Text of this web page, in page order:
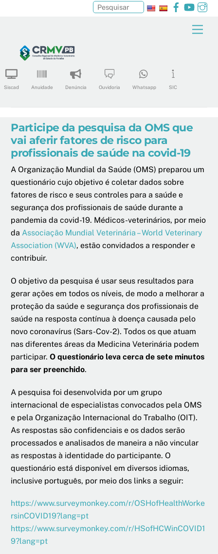
content
Facebook
Siscad Anuidade Denúncia Ouvidoria Whatsapp SIC
Pesquisar
Participe da pesquisa da OMS que
vai aferir fatores de risco para
profissionais de saúde na covid-19
A Organização Mundial da Saúde (OMS) preparou um
questionário cujo objetivo é coletar dados sobre
fatores de risco e seus controles para a saúde e
segurança dos profissionais de saúde durante a
pandemia da covid-19. Médicos-veterinários, por meio
daAssociação Mundial Veterinária – World Veterinary
Association (WVA), estão convidados a responder e
contribuir.
O objetivo da pesquisa é usar seus resultados para
gerar ações em todos os níveis, de modo a melhorar a
proteção da saúde e segurança dos profissionais de
saúde na resposta contínua à doença causada pelo
novo coronavírus (Sars-Cov-2). Todos os que atuam
nas diferentes áreas da Medicina Veterinária podem
participar.O questionário leva cerca de sete minutos
para ser preenchido.
A pesquisa foi desenvolvida por um grupo
internacional de especialistas convocados pela OMS
e pela Organização Internacional do Trabalho (OIT).
As respostas são confidenciais e os dados serão
processados e analisados de maneira a não vincular
as respostas à identidade do participante. O
questionário está disponível em diversos idiomas,
inclusive português, por meio dos links a seguir:
https://www.surveymonkey.com/r/OSHofHealthWorke
rsinCOVID19?lang=pt
https://www.surveymonkey.com/r/HSofHCWinCOVID1
9?lang=pt